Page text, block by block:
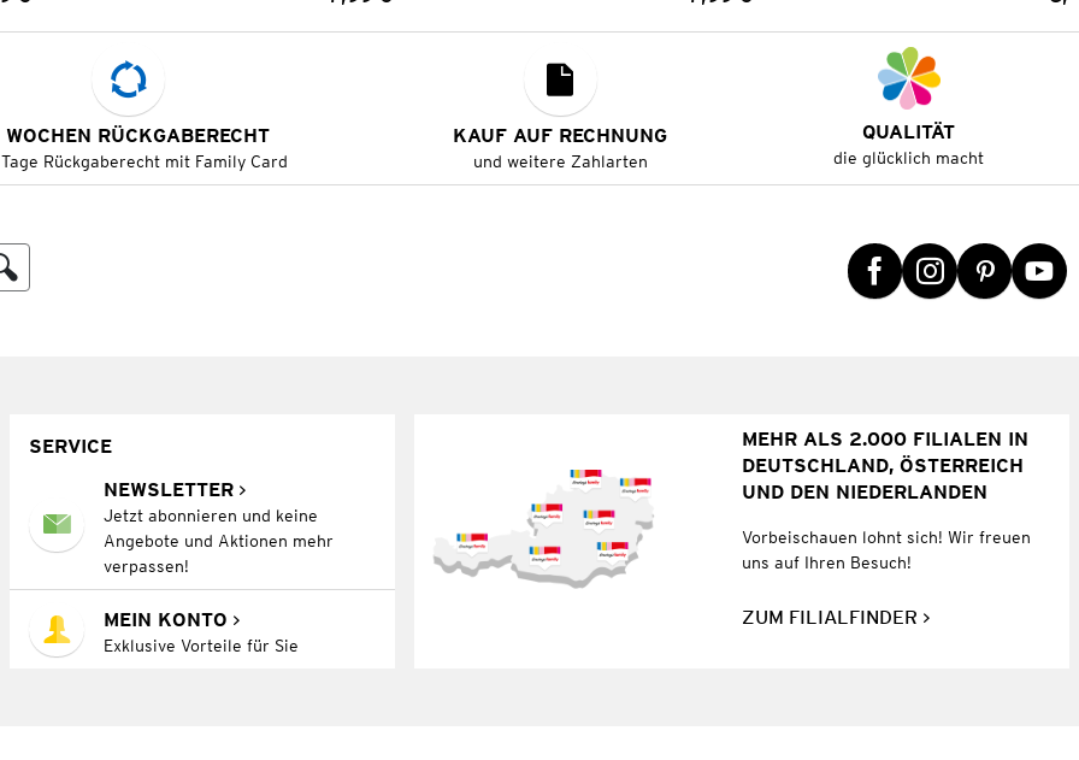
Preis: Preis:
RÜCKGABERECHT
Rückgaberecht mit Family Card
KAUF AUF RECHNUNG
und weitere Zahlarten
QUALITÄT
die glücklich macht
SERVICE
NEWSLETTER
Jetzt abonnieren und keine
Angebote und Aktionen mehr
verpassen!
MEIN KONTO
Exklusive Vorteile für Sie
MEHR ALS 2.000 FILIALEN IN
DEUTSCHLAND, ÖSTERREICH
UND DEN NIEDERLANDEN
Vorbeischauen lohnt sich! Wir freuen
uns auf Ihren Besuch!
ZUM FILIALFINDER